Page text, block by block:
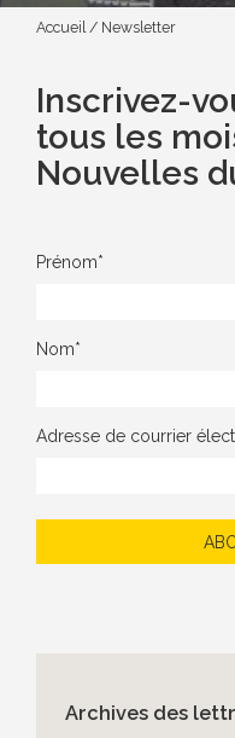
Accueil/ Newsletter
Inscrivez-
tous les
Nouvelles
Prénom*
Nom*
Adresse de courrier
Archives des